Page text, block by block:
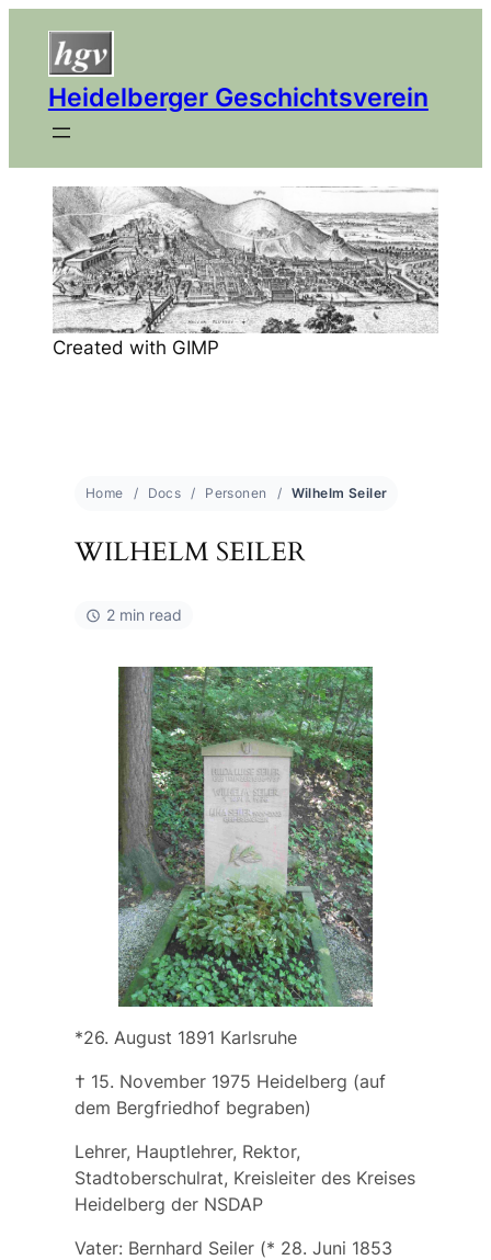
Heidelberger Geschichtsverein
Created with GIMP
Home Docs Personen Wilhelm Seiler
WILHELM SEILER
2 min read
*26. August 1891 Karlsruhe
† 15. November 1975 Heidelberg (auf
dem Bergfriedhof begraben)
Lehrer, Hauptlehrer, Rektor,
Stadtoberschulrat, Kreisleiter des Kreises
Heidelberg der NSDAP
Vater: Bernhard Seiler(* 28. Juni 1853